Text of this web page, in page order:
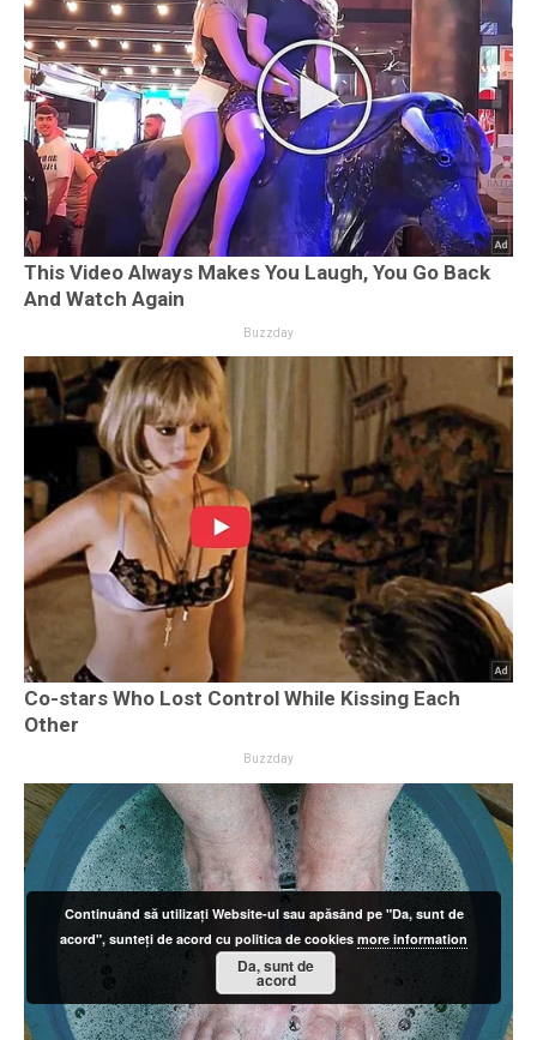
Continuând să utilizați Website-ul sau apăsând pe "Da, sunt de
acord", sunteți de acord cu politica de cookiesmore information
Da, sunt de
acord